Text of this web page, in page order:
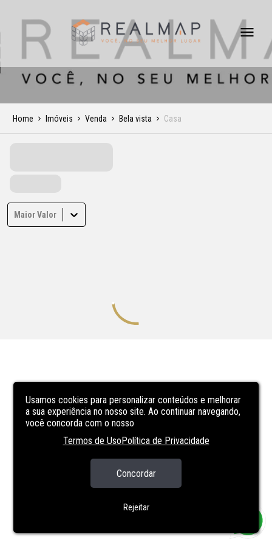
Usamos cookies para personalizar conteúdos e melhorar
a sua experiência no nosso site. Ao continuar navegando,
você concorda com o nosso
Termos de UsoPolítica de Privacidade
Concordar
Rejeitar
Home Imóveis Venda Bela vista Casa
Maior Valor